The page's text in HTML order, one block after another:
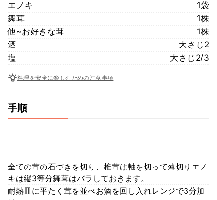
エノキ
1袋
舞茸
1株
他~お好きな茸
1株
酒
大さじ2
塩
大さじ2/3
料理を安全に楽しむための注意事項
手順
全ての茸の石づきを切り、椎茸は軸を切って薄切りエノ
キは縦3等分舞茸はバラしておきます。
耐熱皿に平たく茸を並べお酒を回し入れレンジで3分加